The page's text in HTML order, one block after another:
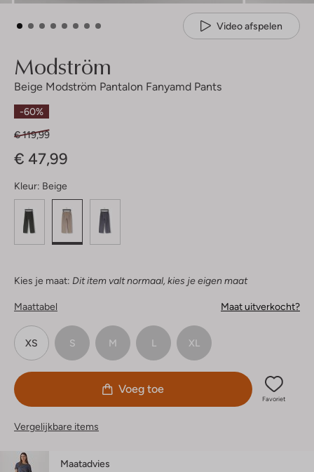
Video afspelen
Modström
Beige Modström Pantalon Fanyamd Pants
-60%
€ 119,99
€ 47,99
Kleur: Beige
Kies je maat: Dit item valt normaal, kies je eigen maat
Maattabel Maat uitverkocht?
XS S M L XL
Voeg toe
Favoriet
Vergelijkbare items
Maatadvies